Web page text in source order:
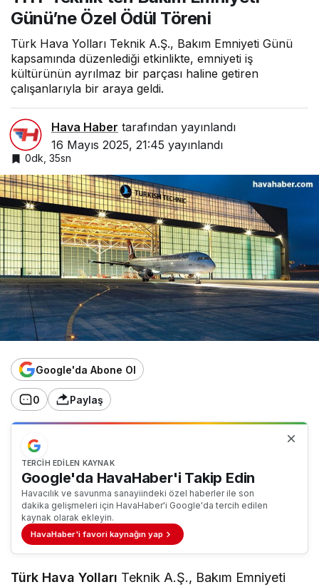
Töreni
Günü’ne Özel Ödül Töreni
Türk Hava Yolları Teknik A.Ş., Bakım Emniyeti Günü
kapsamında düzenlediği etkinlikte, emniyeti iş
kültürünün ayrılmaz bir parçası haline getiren
çalışanlarıyla bir araya geldi.
Hava Haber tarafından yayınlandı
16 Mayıs 2025, 21:45 yayınlandı
0dk, 35sn
Google'da Abone Ol
0 Paylaş
TERCIH EDILEN KAYNAK
Google'da HavaHaber'i Takip Edin
Havacılık ve savunma sanayiindeki özel haberler ile son
dakika gelişmeleri için HavaHaber'i Google'da tercih edilen
kaynak olarak ekleyin.
HavaHaber'i favori kaynağın yap
Türk Hava Yolları Teknik A.Ş., Bakım Emniyeti